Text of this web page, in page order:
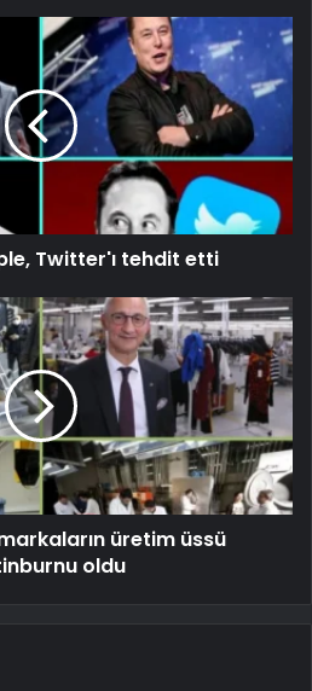
Twitter'ı tehdit etti
üretim üssü
oldu